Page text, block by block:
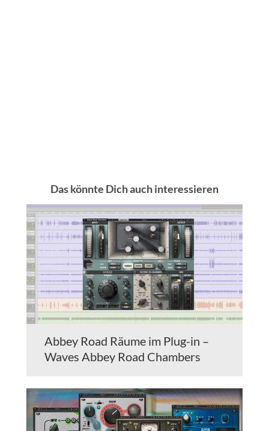
Das könnte Dich auch interessieren
Abbey Road Räume im Plug-in –
Waves Abbey Road Chambers